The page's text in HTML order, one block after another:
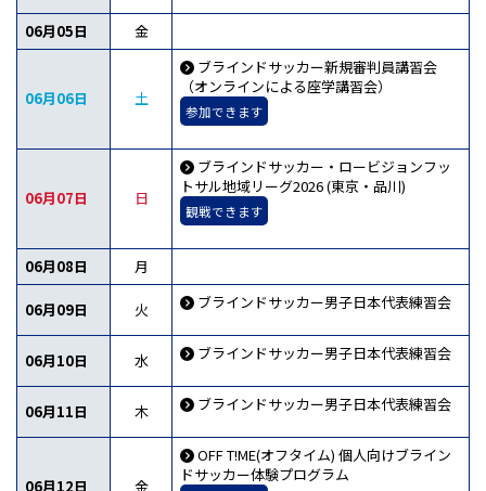
06月05日 金
06月06日 土
ブラインドサッカー新規審判員講習会
（オンラインによる座学講習会）
参加できます
06月07日 日
ブラインドサッカー・ロービジョンフッ
トサル地域リーグ2026 (東京・品川)
観戦できます
06月08日 月
06月09日 火 ブラインドサッカー男子日本代表練習会
06月10日 水 ブラインドサッカー男子日本代表練習会
06月11日 木 ブラインドサッカー男子日本代表練習会
06月12日 金
OFF T!ME(オフタイム) 個人向けブライン
ドサッカー体験プログラム